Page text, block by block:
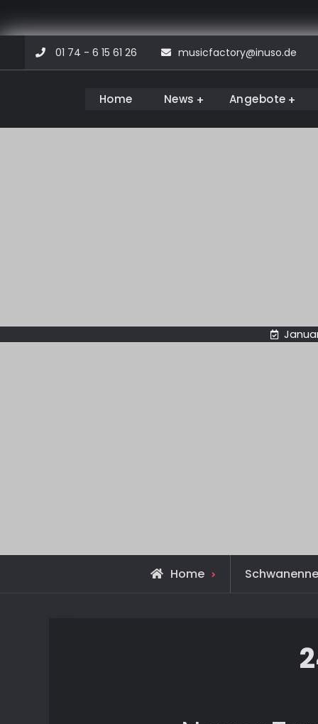
content
01 74 - 6 15 61 26 musicfactory@inuso.de
Musicfactory
Home News Angebote
Home